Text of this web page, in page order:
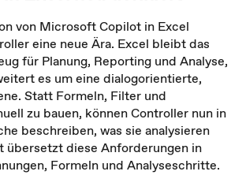
von Microsoft Copilot in Excel
eine neue Ära. Excel bleibt das
für Planung, Reporting und Analyse,
es um eine dialogorientierte,
Statt Formeln, Filter und
zu bauen, können Controller nun in
beschreiben, was sie analysieren
übersetzt diese Anforderungen in
Formeln und Analyseschritte.